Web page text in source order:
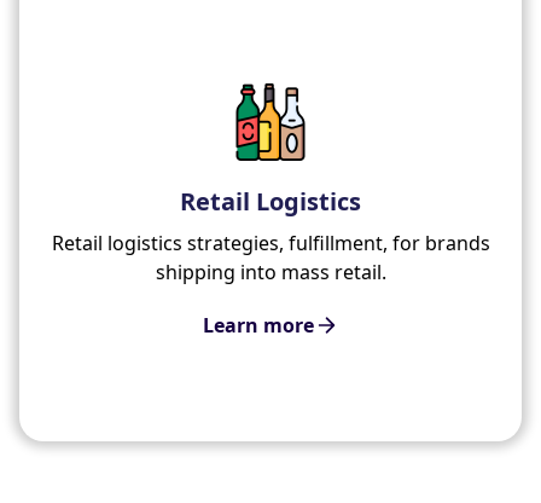
Retail Logistics
Retail logistics strategies, fulfillment, for brands
shipping into mass retail.
Learn more